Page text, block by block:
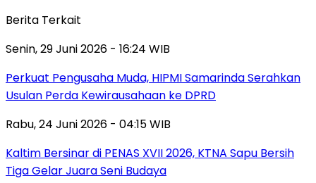
Berita Terkait
Senin, 29 Juni 2026 - 16:24 WIB
Perkuat Pengusaha Muda, HIPMI Samarinda Serahkan
Usulan Perda Kewirausahaan ke DPRD
Rabu, 24 Juni 2026 - 04:15 WIB
Kaltim Bersinar di PENAS XVII 2026, KTNA Sapu Bersih
Tiga Gelar Juara Seni Budaya